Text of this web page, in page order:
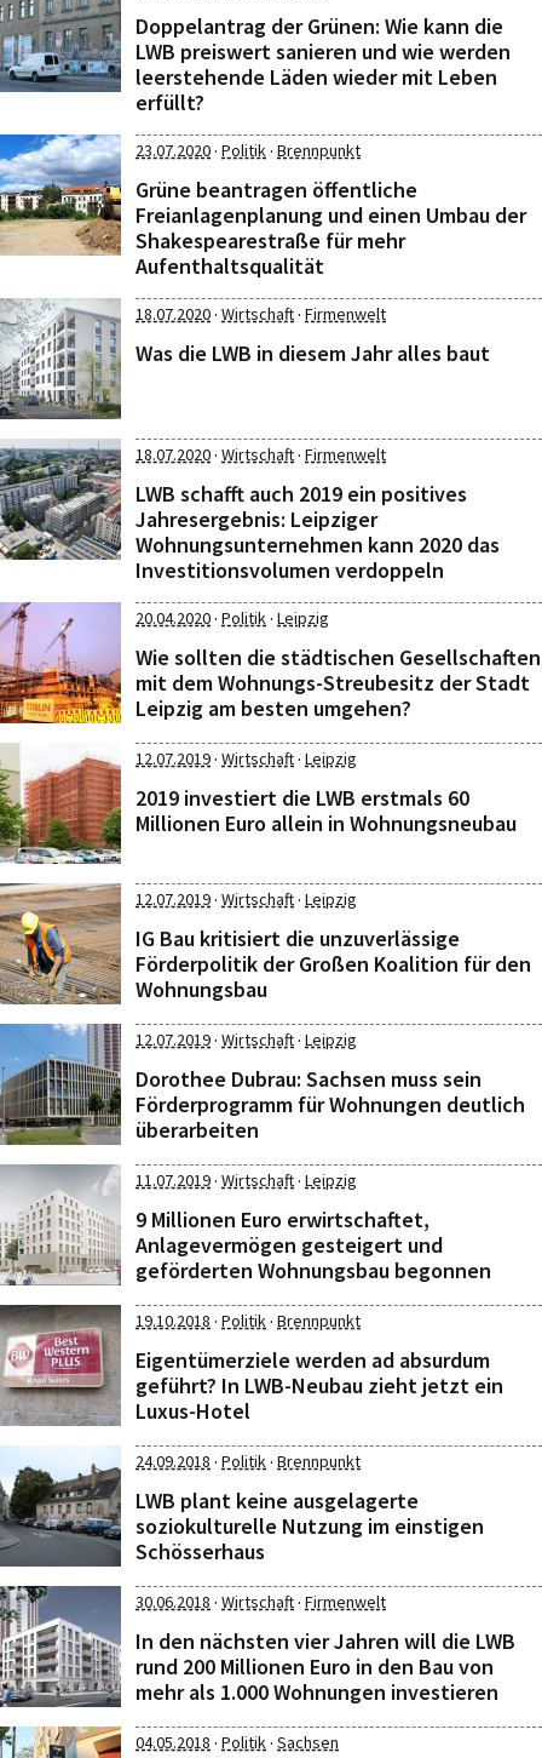
Doppelantrag der Grünen: Wie kann die
LWB preiswert sanieren und wie werden
leerstehende Läden wieder mit Leben
erfüllt?
23.07.2020· Politik· Brennpunkt
Grüne beantragen öffentliche
Freianlagenplanung und einen Umbau der
Shakespearestraße für mehr
Aufenthaltsqualität
18.07.2020· Wirtschaft· Firmenwelt
Was die LWB in diesem Jahr alles baut
18.07.2020· Wirtschaft· Firmenwelt
LWB schafft auch 2019 ein positives
Jahresergebnis: Leipziger
Wohnungsunternehmen kann 2020 das
Investitionsvolumen verdoppeln
20.04.2020· Politik· Leipzig
Wie sollten die städtischen Gesellschaften
mit dem Wohnungs-Streubesitz der Stadt
Leipzig am besten umgehen?
12.07.2019· Wirtschaft· Leipzig
2019 investiert die LWB erstmals 60
Millionen Euro allein in Wohnungsneubau
12.07.2019· Wirtschaft· Leipzig
IG Bau kritisiert die unzuverlässige
Förderpolitik der Großen Koalition für den
Wohnungsbau
12.07.2019· Wirtschaft· Leipzig
Dorothee Dubrau: Sachsen muss sein
Förderprogramm für Wohnungen deutlich
überarbeiten
11.07.2019· Wirtschaft· Leipzig
9 Millionen Euro erwirtschaftet,
Anlagevermögen gesteigert und
geförderten Wohnungsbau begonnen
19.10.2018 · Politik· Brennpunkt
Eigentümerziele werden ad absurdum
geführt? In LWB-Neubau zieht jetzt ein
Luxus-Hotel
24.09.2018 · Politik· Brennpunkt
LWB plant keine ausgelagerte
soziokulturelle Nutzung im einstigen
Schösserhaus
30.06.2018 · Wirtschaft· Firmenwelt
In den nächsten vier Jahren will die LWB
rund 200 Millionen Euro in den Bau von
mehr als 1.000 Wohnungen investieren
04.05.2018 · Politik· Sachsen